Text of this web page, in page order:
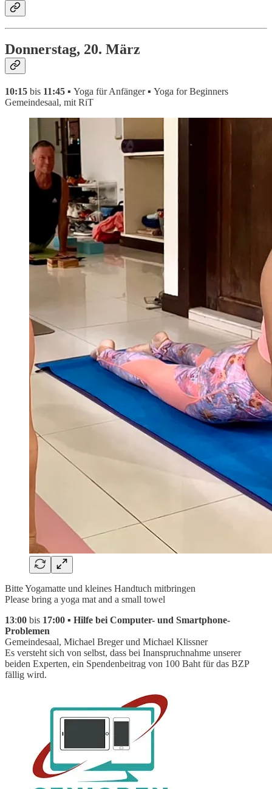
Donnerstag, 20. März
10:15 bis 11:45 ▪ Yoga für Anfänger▪ Yoga for Beginners
Gemeindesaal, mit RiT
Bitte Yogamatte und kleines Handtuch mitbringen
Please bring a yoga mat and a small towel
13:00 bis 17:00 ▪ Hilfe bei Computer- und Smartphone-
Problemen
Gemeindesaal, Michael Breger und Michael Klissner
Es versteht sich von selbst, dass bei Inanspruchnahme unserer
beiden Experten, ein Spendenbeitrag von 100 Baht für das BZP
fällig wird.